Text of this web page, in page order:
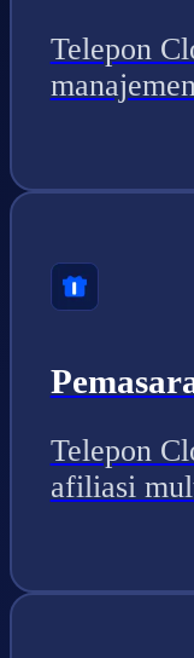
Telepon
Telepon
afiliasi